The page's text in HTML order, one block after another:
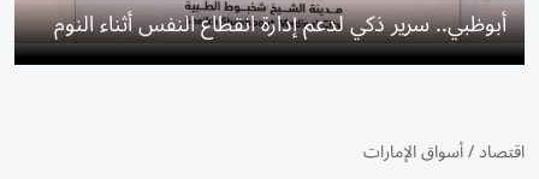
أبوظبي.. سرير ذكي لدعم إدارة انقطاع النفس أثناء النوم
اقتصاد/أسواق الإمارات